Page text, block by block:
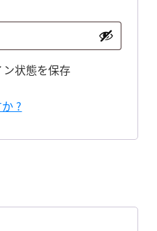
ン状態を保存
?